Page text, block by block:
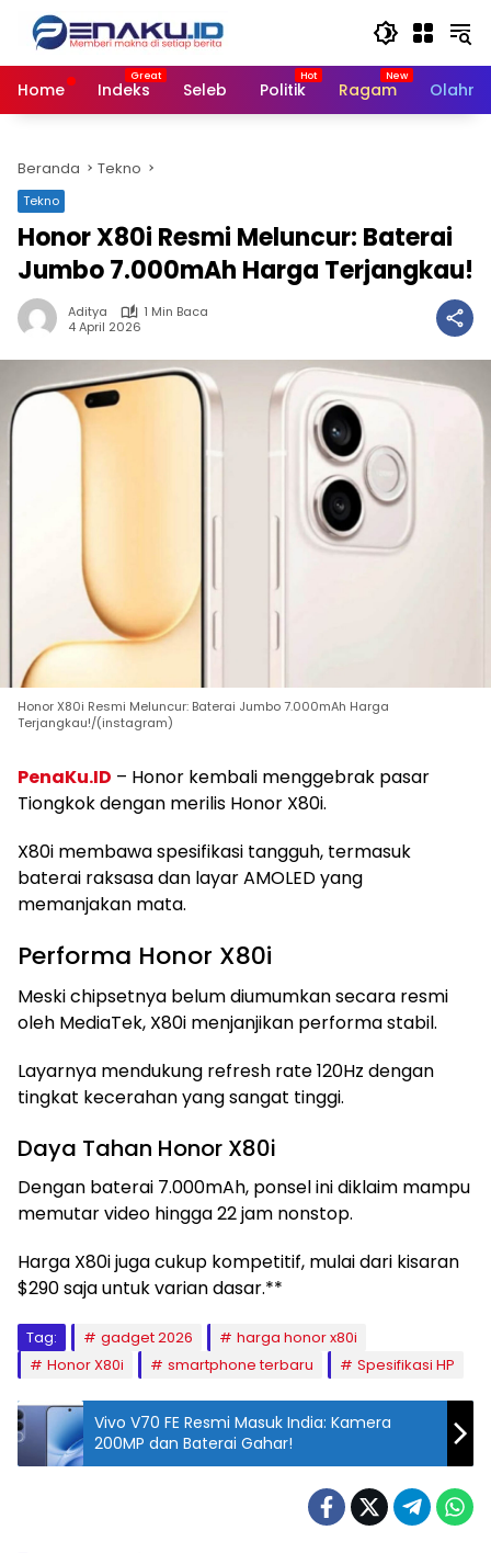
Langsung
konten
Home
Indeks Seleb Politik Ragam
Beranda Tekno
Tekno
Honor X80i Resmi Meluncur: Baterai
Jumbo 7.000mAh Harga Terjangkau!
Aditya
1 Min Baca
4 April 2026
Honor X80i Resmi Meluncur: Baterai Jumbo 7.000mAh Harga
Terjangkau!/(instagram)
PenaKu.ID – Honor kembali menggebrak pasar
Tiongkok dengan merilis Honor X80i.
X80i membawa spesifikasi tangguh, termasuk
baterai raksasa dan layar AMOLED yang
memanjakan mata.
Performa Honor X80i
Meski chipsetnya belum diumumkan secara resmi
oleh MediaTek, X80i menjanjikan performa stabil.
Layarnya mendukung refresh rate 120Hz dengan
tingkat kecerahan yang sangat tinggi.
Daya Tahan Honor X80i
Dengan baterai 7.000mAh, ponsel ini diklaim mampu
memutar video hingga 22 jam nonstop.
Harga X80i juga cukup kompetitif, mulai dari kisaran
$290 saja untuk varian dasar.**
Tag: gadget 2026
harga honor x80i
Honor X80i
smartphone terbaru Spesifikasi HP
Vivo V70 FE Resmi Masuk India: Kamera
200MP dan Baterai Gahar!